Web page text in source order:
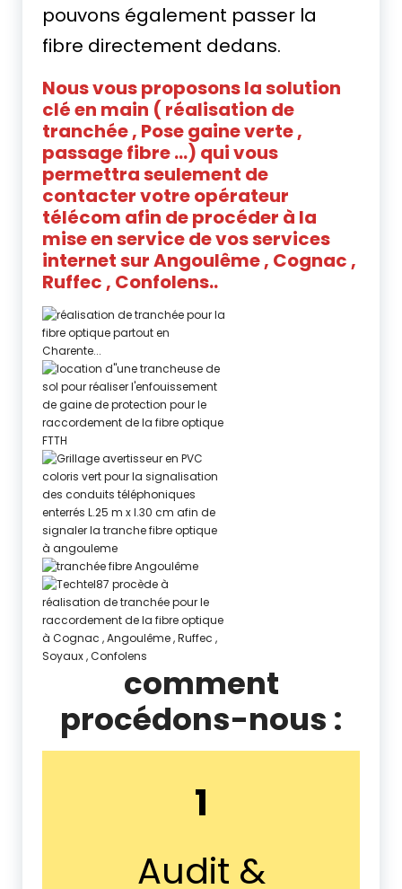
pouvons également passer la
fibre directement dedans.
Nous vous proposons la solution
clé en main ( réalisation de
tranchée , Pose gaine verte ,
passage fibre …) qui vous
permettra seulement de
contacter votre opérateur
télécom afin de procéder à la
mise en service de vos services
internetsurAngoulême , Cognac ,
Ruffec , Confolens..
comment
procédons-nous :
1
Audit &